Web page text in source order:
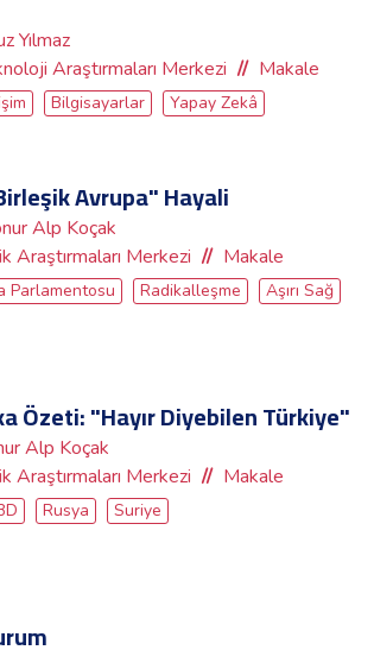
Yılmaz
Araştırmaları Merkezi
Makale
Bilgisayarlar Yapay Zekâ
Avrupa" Hayali
Alp Koçak
Araştırmaları Merkezi
Makale
Parlamentosu Radikalleşme
Aşırı Sağ
Özeti: "Hayır Diyebilen Türkiye"
Alp Koçak
Araştırmaları Merkezi
Makale
Rusya
Suriye